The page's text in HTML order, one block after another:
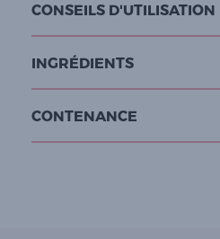
CONSEILS D'UTILISATION
INGRÉDIENTS
CONTENANCE